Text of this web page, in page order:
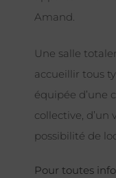
Amand.
Une salle
accueillir tous
équipée d’une
collective, d’un
possibilité de
Pour toutes